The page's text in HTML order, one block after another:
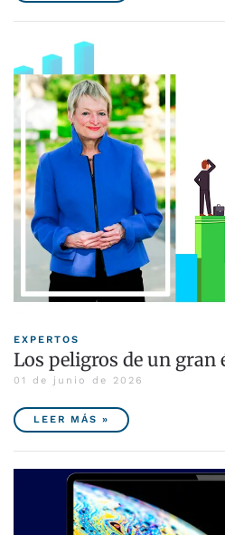
EXPERTOS
Los peligros de un
01 de junio de 2026
LEER MÁS »